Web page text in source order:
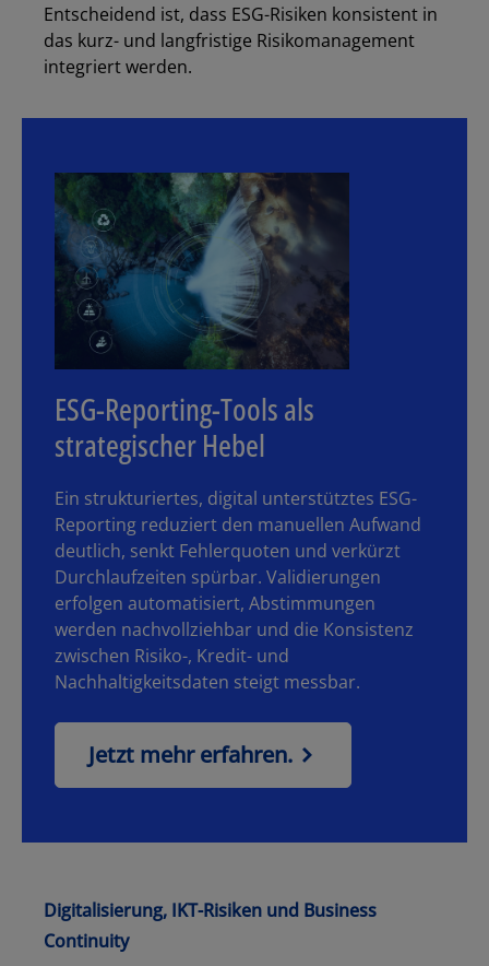
Entscheidend ist, dass ESG-Risiken konsistent in
das kurz- und langfristige Risikomanagement
integriert werden.
ESG-Reporting-Tools als
strategischer Hebel
Ein strukturiertes, digital unterstütztes ESG-
Reporting reduziert den manuellen Aufwand
deutlich, senkt Fehlerquoten und verkürzt
Durchlaufzeiten spürbar. Validierungen
erfolgen automatisiert, Abstimmungen
werden nachvollziehbar und die Konsistenz
zwischen Risiko-, Kredit- und
Nachhaltigkeitsdaten steigt messbar.
Jetzt mehr erfahren.
Digitalisierung, IKT-Risiken und Business
Continuity